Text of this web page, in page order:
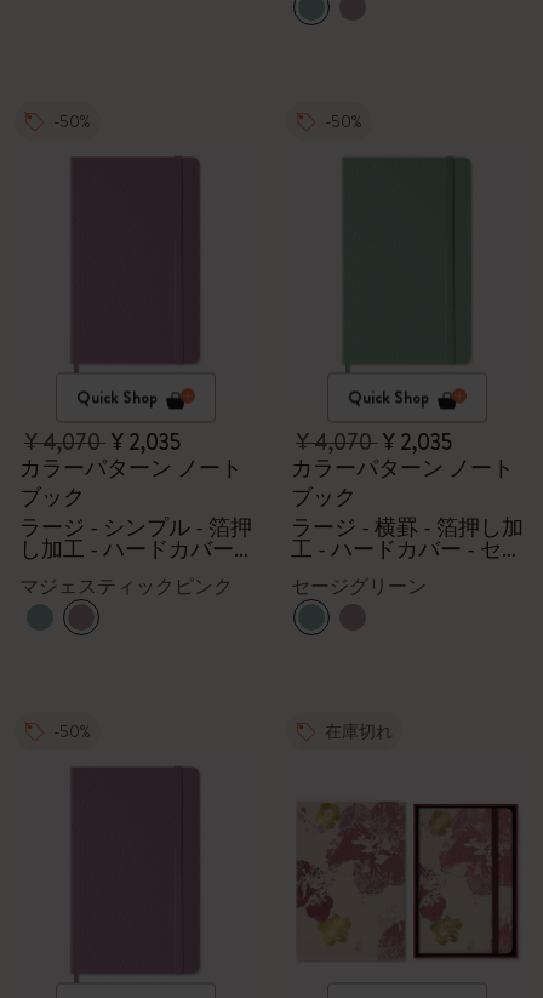
-50%
Quick Shop
¥ 4,070¥ 2,035
カラーパターン ノート
ブック
ラージ - シンプル - 箔押
し加工 - ハードカバー -
マジェスティックピン
ク
マジェスティックピンク
-50%
Quick Shop
¥ 4,070¥ 2,035
カラーパターン ノート
ブック
ラージ - 横罫 - 箔押し加
工 - ハードカバー - セー
ジグリーン
セージグリーン
-50% 在庫切れ